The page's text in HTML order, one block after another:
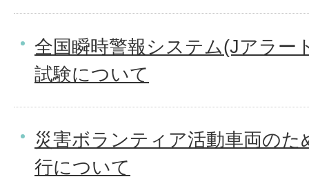
全国瞬時警報システム(Jアラー
試験について
災害ボランティア活動車両のた
行について